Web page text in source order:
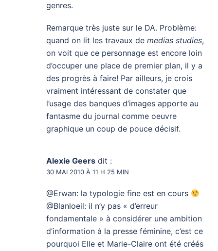
genres.
Remarque très juste sur le DA. Problème:
quand on lit les travaux de medias studies,
on voit que ce personnage est encore loin
d’occuper une place de premier plan, il y a
des progrès à faire! Par ailleurs, je crois
vraiment intéressant de constater que
l’usage des banques d’images apporte au
fantasme du journal comme oeuvre
graphique un coup de pouce décisif.
Alexie Geers dit :
30 MAI 2010 À 11 H 25 MIN
@Erwan: la typologie fine est en cours
@Blanloeil: il n’y pas « d’erreur
fondamentale » à considérer une ambition
d’information à la presse féminine, c’est ce
pourquoi Elle et Marie-Claire ont été créés